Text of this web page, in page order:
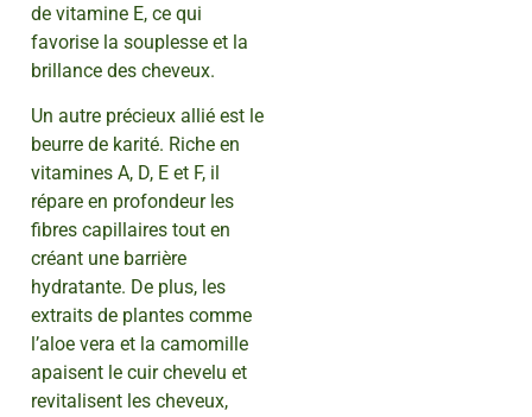
de vitamine E, ce qui
favorise la souplesse et la
brillance des cheveux.
Un autre précieux allié est le
beurre de karité. Riche en
vitamines A, D, E et F, il
répare en profondeur les
fibres capillaires tout en
créant une barrière
hydratante. De plus, les
extraits de plantes comme
l’aloe vera et la camomille
apaisent le cuir chevelu et
revitalisent les cheveux,